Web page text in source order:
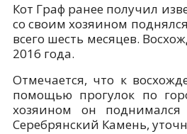
Кот Граф ранее получил
со своим хозяином
всего шесть месяцев.
2016 года.
Отмечается, что к
помощью прогулок по
хозяином он
Серебрянский Камень,